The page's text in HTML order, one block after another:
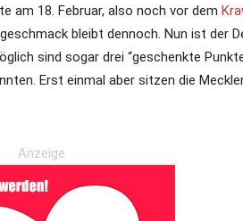
am 18. Februar, also noch vor dem
bleibt dennoch. Nun ist der
sind sogar drei “geschenkte
Erst einmal aber sitzen die
Anzeige